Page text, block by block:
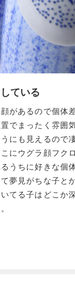
ている
があるので個体
でまったく雰囲
にも見えるので
にウグラ顔フク
うちに好きな個
夢見がちな子と
てる子はどこか